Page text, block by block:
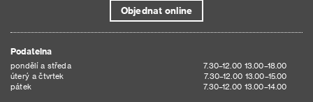
Objednat online
Podatelna
pondělí a středa
7.30–12.00 13.00–18.00
úterý a čtvrtek
7.30–12.00 13.00–15.00
pátek
7.30–12.00 13.00–14.00